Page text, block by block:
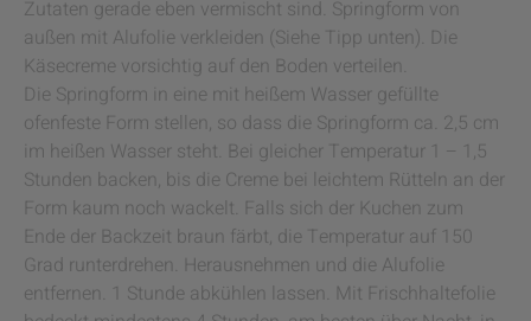
Zutaten gerade eben vermischt sind. Springform von
außen mit Alufolie verkleiden (Siehe Tipp unten). Die
Käsecreme vorsichtig auf den Boden verteilen.
Die Springform in eine mit heißem Wasser gefüllte
ofenfeste Form stellen, so dass die Springform ca. 2,5 cm
im heißen Wasser steht. Bei gleicher Temperatur 1 – 1,5
Stunden backen, bis die Creme bei leichtem Rütteln an der
Form kaum noch wackelt. Falls sich der Kuchen zum
Ende der Backzeit braun färbt, die Temperatur auf 150
Grad runterdrehen. Herausnehmen und die Alufolie
entfernen. 1 Stunde abkühlen lassen. Mit Frischhaltefolie